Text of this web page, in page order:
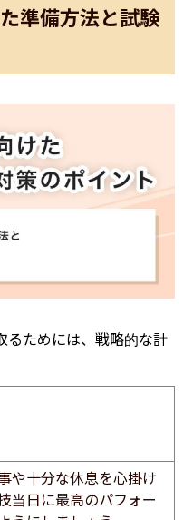
準備方法と試験
るためには、戦略的な計
や十分な休息を心掛け
当日に最高のパフォー